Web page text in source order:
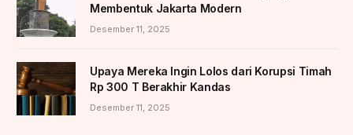
Membentuk Jakarta Modern
Desember 11, 2025
Upaya Mereka Ingin Lolos dari Korupsi Timah
Rp 300 T Berakhir Kandas
Desember 11, 2025